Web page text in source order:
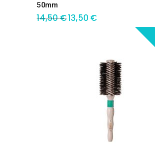
50mm
14,50€13,50 €